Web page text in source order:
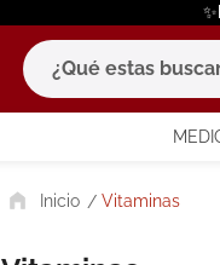
¿Qué estas buscando?
Vitaminas
términos
1. eucerin